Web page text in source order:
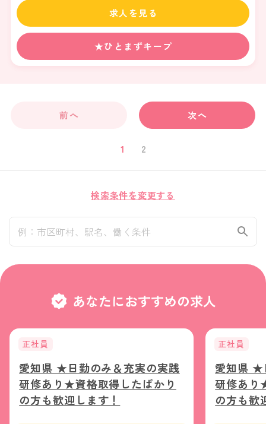
★ひとまずキープ
求人を見る
前へ
1 2
次へ
検索条件を変更する
あなたにおすすめの求人
正社員
愛知県 ★日勤のみ＆充実の実践
研修あり★資格取得したばかり
の方も歓迎します！
正社員
愛知県 ★
研修あり
の方も歓